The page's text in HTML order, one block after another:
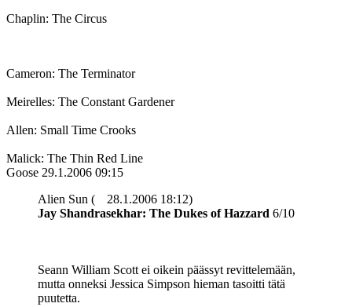
Chaplin: The Circus
Cameron: The Terminator
Meirelles: The Constant Gardener
Allen: Small Time Crooks
Malick: The Thin Red Line
Goose 29.1.2006 09:15
Alien Sun (
28.1.2006 18:12)
Jay Shandrasekhar: The Dukes of Hazzard 6/10
Seann William Scott ei oikein päässyt revittelemään,
mutta onneksi Jessica Simpson hieman tasoitti tätä
puutetta.